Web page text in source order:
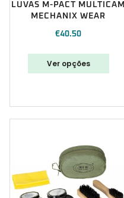
LUVAS M-PACT MULTICAM
MECHANIX WEAR
€40.50
Ver opções